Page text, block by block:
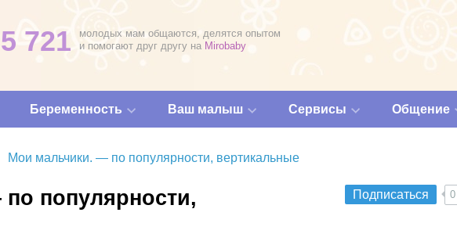
721
молодых мам общаются, делятся опытом
и помогают друг другу на Mirobaby
Беременность Ваш малыш Сервисы Общение
Мои мальчики. — по популярности, вертикальные
Подписаться 0
популярности,